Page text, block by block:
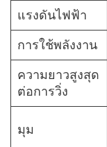
แรงดันไฟฟ้า
การใช้พลังงาน
ความยาวสูงสุด
ต่อการวิ่ง
มุม